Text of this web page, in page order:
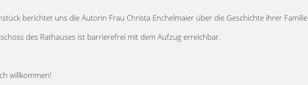
berichtet uns die Autorin Frau Christa Enchelmaier über die Geschichte ihrer Familie
des Rathauses ist barrierefrei mit dem Aufzug erreichbar.
willkommen!